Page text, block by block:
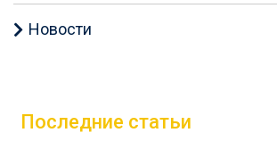
Новости
Последние статьи